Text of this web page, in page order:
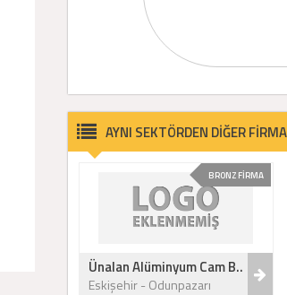
AYNI SEKTÖRDEN DİĞER
BRONZ FİRMA
Ünalan Alüminyum Cam B..
Eskişehir - Odunpazarı